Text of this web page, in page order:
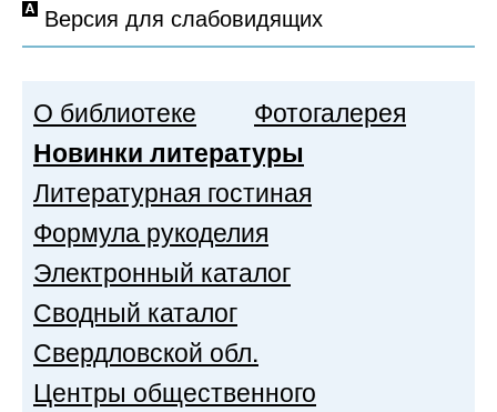
Версия для слабовидящих
О библиотеке
Фотогалерея
Новинки литературы
Литературная гостиная
Формула рукоделия
Электронный каталог
Сводный каталог
Свердловской обл.
Центры общественного